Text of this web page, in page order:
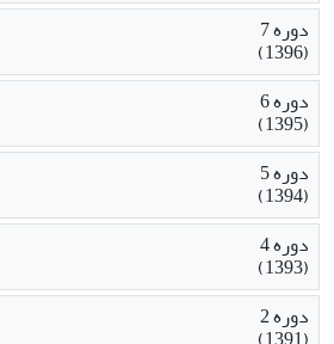
دوره 7
(1396)
دوره 6
(1395)
دوره 5
(1394)
دوره 4
(1393)
دوره 2